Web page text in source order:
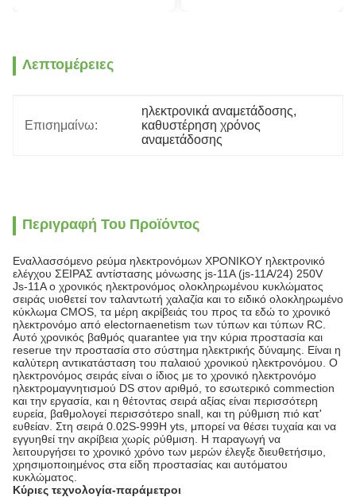
Λεπτομέρειες
Επισημαίνω:
ηλεκτρονικά αναμετάδοσης,
καθυστέρηση χρόνος
αναμετάδοσης
Περιγραφή Του Προϊόντος
Εναλλασσόμενο ρεύμα ηλεκτρονόμων ΧΡΟΝΙΚΟΥ ηλεκτρονικό
ελέγχου ΣΕΙΡΑΣ αντίστασης μόνωσης js-11A (js-11A/24) 250V
Js-11A ο χρονικός ηλεκτρονόμος ολοκληρωμένου κυκλώματος
σειράς υιοθετεί τον ταλαντωτή χαλαζία και το ειδικό ολοκληρωμένο
κύκλωμα CMOS, τα μέρη ακρίβειάς του προς τα εδώ το χρονικό
ηλεκτρονόμο από electornaenetism των τύπων και τύπων RC.
Αυτό χρονικός βαθμός quarantee για την κύρια προστασία και
reserue την προστασία στο σύστημα ηλεκτρικής δύναμης. Είναι η
καλύτερη αντικατάσταση του παλαιού χρονικού ηλεκτρονόμου. Ο
ηλεκτρονόμος σειράς είναι ο ίδιος με το χρονικό ηλεκτρονόμο
ηλεκτρομαγνητισμού DS στον αριθμό, το εσωτερικό commection
και την εργασία, και η θέτοντας σειρά αξίας είναι περισσότερη
ευρεία, βαθμολογεί περισσότερο snall, και τη ρύθμιση πιό κατ'
ευθείαν. Στη σειρά 0.02S-999H yts, μπορεί να θέσει τυχαία και να
εγγυηθεί την ακρίβεια χωρίς ρύθμιση. Η παραγωγή να
λειτουργήσει το χρονικό χρόνο των μερών έλεγξε διευθετήσιμο,
χρησιμοποιημένος στα είδη προστασίας και αυτόματου
κυκλώματος.
Κύριες τεχνολογία-παράμετροι